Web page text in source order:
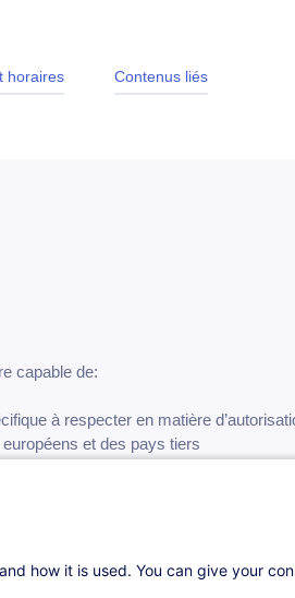
horaires Contenus liés
capable de:
et des pays tiers
hautement qualifiés
how it is used. You can give your